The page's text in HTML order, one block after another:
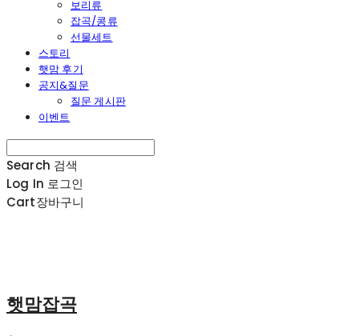
보리류
잡곡/콩류
선물세트
스토리
햇맘 후기
공지&질문
질문 게시판
이벤트
Search 검색
Log In 로그인
Cart장바구니
햇맘잡곡